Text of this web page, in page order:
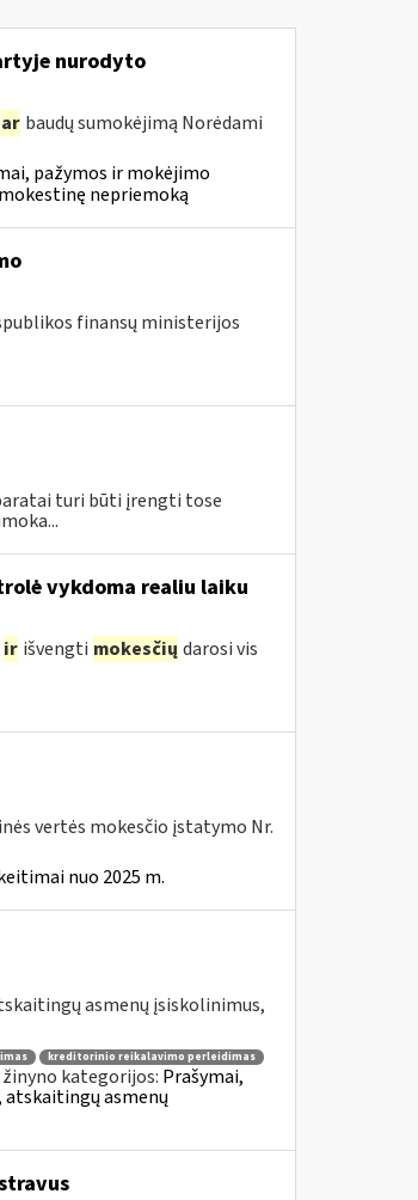
nurodyto
ar baudų sumokėjimą Norėdami
pažymos ir mokėjimo
nepriemoką
finansų ministerijos
turi būti įrengti tose
vykdoma realiu laiku
ir išvengti mokesčių darosi vis
vertės mokesčio įstatymo Nr.
nuo 2025 m.
asmenų įsiskolinimus,
kreditorinio reikalavimo perleidimas
žinyno kategorijos: Prašymai,
atskaitingų asmenų